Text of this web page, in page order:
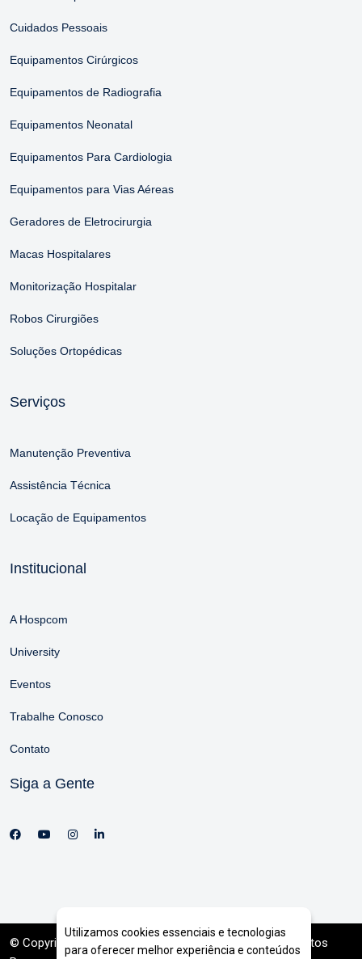
Cuidados Pessoais
Equipamentos Cirúrgicos
Equipamentos de Radiografia
Equipamentos Neonatal
Equipamentos Para Cardiologia
Equipamentos para Vias Aéreas
Geradores de Eletrocirurgia
Macas Hospitalares
Monitorização Hospitalar
Robos Cirurgiões
Soluções Ortopédicas
Serviços
Manutenção Preventiva
Assistência Técnica
Locação de Equipamentos
Institucional
A Hospcom
University
Eventos
Trabalhe Conosco
Contato
Siga a Gente
© Copyright 2026. DIVIA Marketing Digital . Todos os Direitos
Utilizamos cookies essenciais e tecnologias
para oferecer melhor experiência e conteúdos